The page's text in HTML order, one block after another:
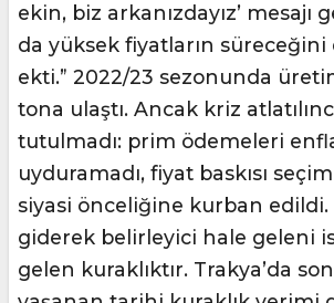
ekin, biz arkanızdayız’ mesajı
da yüksek fiyatların
ekti.” 2022/23 sezonunda
tona ulaştı. Ancak kriz
tutulmadı: prim ödemeleri
uyduramadı, fiyat baskısı
siyasi önceliğine kurban edildi.
giderek belirleyici hale geleni
gelen kuraklıktır. Trakya’da